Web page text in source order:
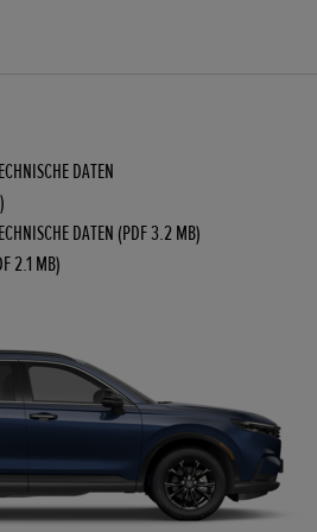
DATEN
DATEN (PDF 3.2 MB)
2.1 MB)